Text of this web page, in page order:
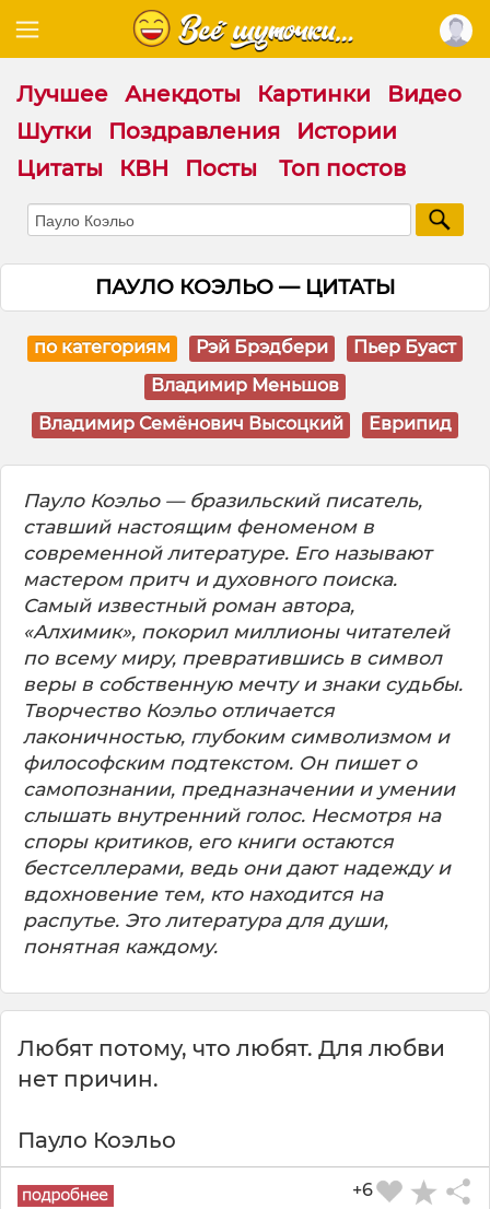
Лучшее Анекдоты Картинки
Видео
Шутки
Поздравления
Истории
Цитаты
КВН Посты Топ постов
ПАУЛО КОЭЛЬО — ЦИТАТЫ
по категориям Рэй Брэдбери
Пьер Буаст
Владимир Меньшов
Владимир Семёнович Высоцкий
Еврипид
Пауло Коэльо — бразильский писатель,
ставший настоящим феноменом в
современной литературе. Его называют
мастером притч и духовного поиска.
Самый известный роман автора,
«Алхимик», покорил миллионы читателей
по всему миру, превратившись в символ
веры в собственную мечту и знаки судьбы.
Творчество Коэльо отличается
лаконичностью, глубоким символизмом и
философским подтекстом. Он пишет о
самопознании, предназначении и умении
слышать внутренний голос. Несмотря на
споры критиков, его книги остаются
бестселлерами, ведь они дают надежду и
вдохновение тем, кто находится на
распутье. Это литература для души,
понятная каждому.
Любят потому, что любят. Для любви
нет причин.
Пауло Коэльо
+6